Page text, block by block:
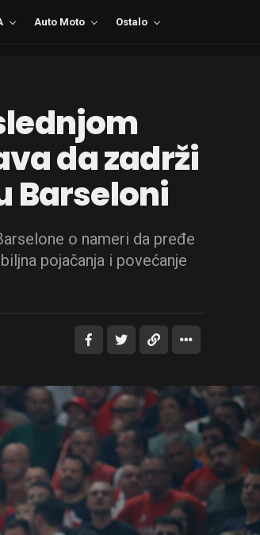
Auto Moto Ostalo
da zadrži
Barseloni
o nameri da pređe
pojačanja i povećanje